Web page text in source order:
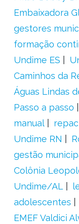
Embaixadora
gestores
formação
Undime ES
Caminhos da
Águas Lindas
Passo a passo
manual
Undime RN
gestão
Colônia
Undime/AL
adolescentes
EMEF Valdici